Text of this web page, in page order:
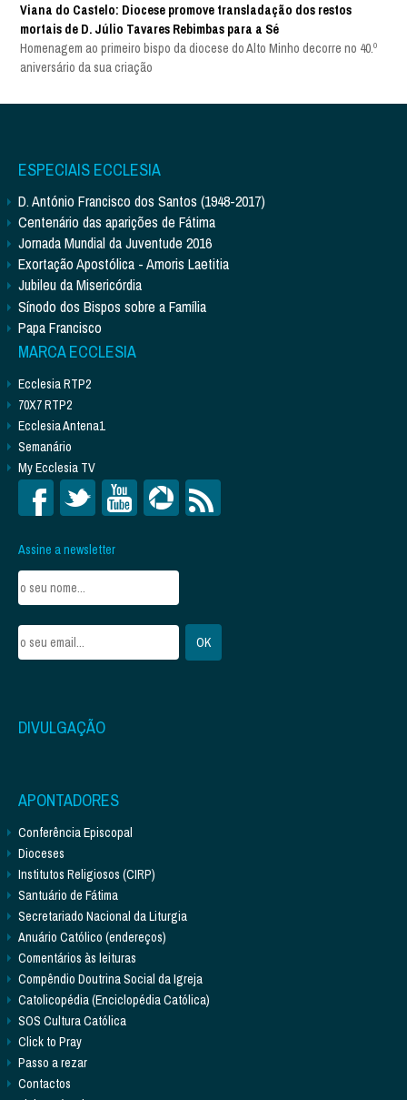
Viana do Castelo: Diocese promove transladação dos restos
mortais de D. Júlio Tavares Rebimbas para a Sé
Homenagem ao primeiro bispo da diocese do Alto Minho decorre no 40.º
aniversário da sua criação
ESPECIAIS ECCLESIA
D. António Francisco dos Santos (1948-2017)
Centenário das aparições de Fátima
Jornada Mundial da Juventude 2016
Exortação Apostólica - Amoris Laetitia
Jubileu da Misericórdia
Sínodo dos Bispos sobre a Família
Papa Francisco
MARCA ECCLESIA
Ecclesia RTP2
70X7 RTP2
Ecclesia Antena1
Semanário
My Ecclesia TV
Assine a newsletter
DIVULGAÇÃO
APONTADORES
Conferência Episcopal
Dioceses
Institutos Religiosos (CIRP)
Santuário de Fátima
Secretariado Nacional da Liturgia
Anuário Católico (endereços)
Comentários às leituras
Compêndio Doutrina Social da Igreja
Catolicopédia (Enciclopédia Católica)
SOS Cultura Católica
Click to Pray
Passo a rezar
Contactos